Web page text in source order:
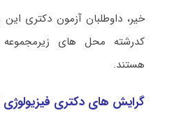
خیر، داوطلبان آزمون دکتری این
کدرشته محل های
هستند.
گرایش های دکتری